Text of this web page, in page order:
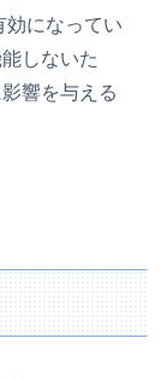
効になってい
しないた
響を与える